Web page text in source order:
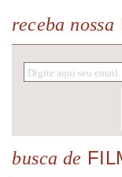
receba nossa
busca de